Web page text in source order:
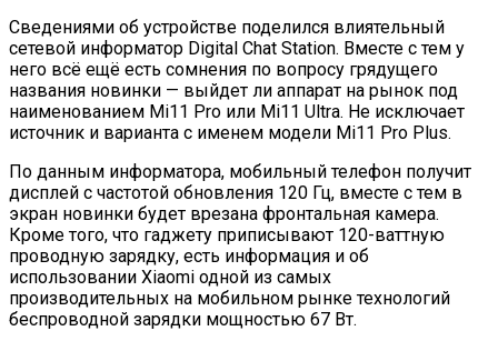
Сведениями об устройстве поделился влиятельный
сетевой информатор Digital Chat Station. Вместе с тем у
него всё ещё есть сомнения по вопросу грядущего
названия новинки — выйдет ли аппарат на рынок под
наименованием Mi11 Pro или Mi11 Ultra. Не исключает
источник и варианта с именем модели Mi11 Pro Plus.
По данным информатора, мобильный телефон получит
дисплей с частотой обновления 120 Гц, вместе с тем в
экран новинки будет врезана фронтальная камера.
Кроме того, что гаджету приписывают 120-ваттную
проводную зарядку, есть информация и об
использовании Xiaomi одной из самых
производительных на мобильном рынке технологий
беспроводной зарядки мощностью 67 Вт.